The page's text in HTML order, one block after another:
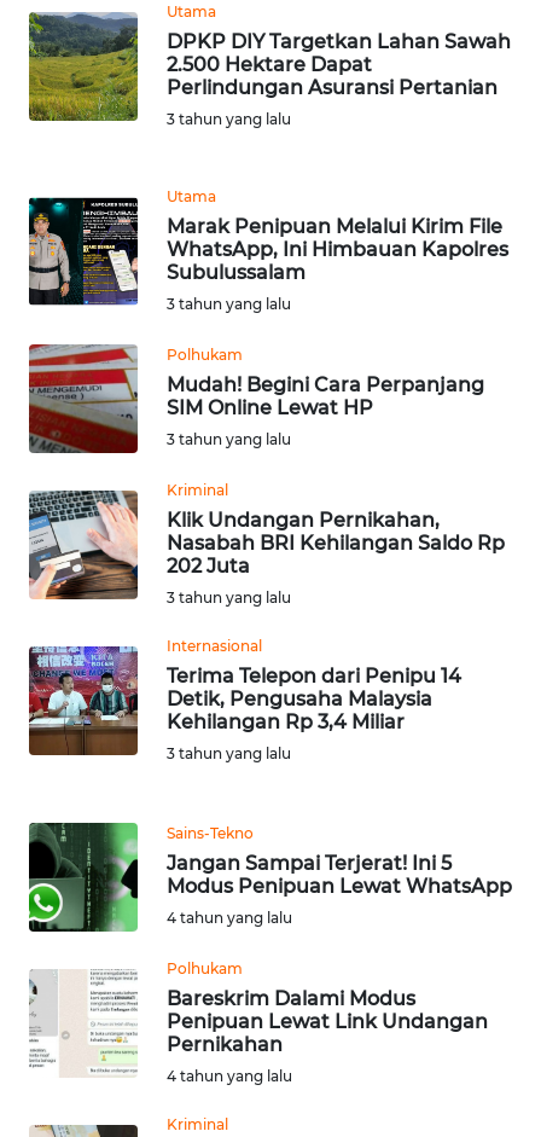
Utama
DPKP DIY Targetkan Lahan Sawah
2.500 Hektare Dapat
Perlindungan Asuransi Pertanian
3 tahun yang lalu
Utama
Marak Penipuan Melalui Kirim File
WhatsApp, Ini Himbauan Kapolres
Subulussalam
3 tahun yang lalu
Polhukam
Mudah! Begini Cara Perpanjang
SIM Online Lewat HP
3 tahun yang lalu
Kriminal
Klik Undangan Pernikahan,
Nasabah BRI Kehilangan Saldo Rp
202 Juta
3 tahun yang lalu
Internasional
Terima Telepon dari Penipu 14
Detik, Pengusaha Malaysia
Kehilangan Rp 3,4 Miliar
3 tahun yang lalu
Sains-Tekno
Jangan Sampai Terjerat! Ini 5
Modus Penipuan Lewat WhatsApp
4 tahun yang lalu
Polhukam
Bareskrim Dalami Modus
Penipuan Lewat Link Undangan
Pernikahan
4 tahun yang lalu
Kriminal
REDAKSI
KARIR
Wahana
News
Regional
WN
SUMUT
WN
WN
JABAR
WN
NTT
KEPRI
WN
PAPUA
WN
PAPUA
BARAT